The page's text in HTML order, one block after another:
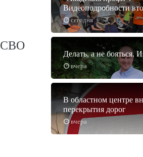
СВО
сегодня
Видеоподробности
вчера
Делать, а не бояться.
вчера
В областном центре
перекрытия дорог